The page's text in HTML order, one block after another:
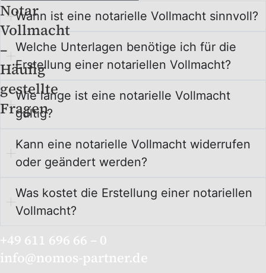
Notar
Vollmacht
–
Häufig
gestellte
Fragen
Wann ist eine notarielle Vollmacht sinnvoll?
Welche Unterlagen benötige ich für die
Erstellung einer notariellen Vollmacht?
Wie lange ist eine notarielle Vollmacht
gültig?
Kann eine notarielle Vollmacht widerrufen
oder geändert werden?
Was kostet die Erstellung einer notariellen
Vollmacht?
+49 611 696 66 – 0
info@nomos-partner.de